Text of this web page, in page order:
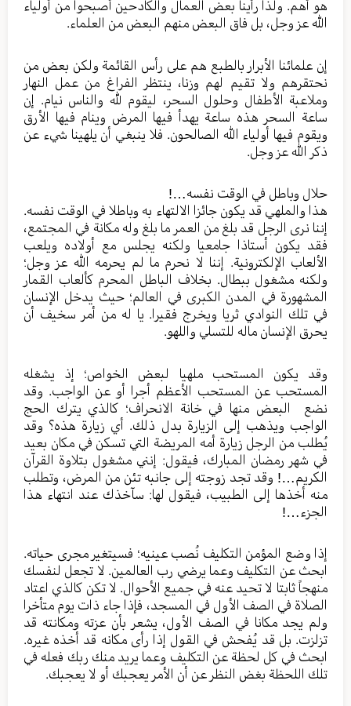
هو أهم. ولذا رأينا بعض العمال والكادحين أصبحوا من أولياء
الله عز وجل، بل فاق البعض منهم البعض من العلماء.
إن علمائنا الأبرار بالطبع هم على رأس القائمة ولكن بعض من
نحتقرهم ولا تقيم لهم وزنا، ينتظر الفراغ من عمل النهار
وملاعبة الأطفال وحلول السحر، ليقوم لله والناس نيام. إن
ساعة السحر هذه ساعة يهدأ فيها المرض وينام فيها الأرق
ويقوم فيها أولياء الله الصالحون. فلا ينبغي أن يلهينا شيء عن
ذكر الله عز وجل.
حلال وباطل في الوقت نفسه…!
هذا والملهي قد يكون جائزا الالتهاء به وباطلا في الوقت نفسه.
إننا نرى الرجل قد بلغ من العمر ما بلغ وله مكانة في المجتمع،
فقد يكون أستاذا جامعيا ولكنه يجلس مع أولاده ويلعب
الألعاب الإلكترونية. إننا لا نحرم ما لم يحرمه الله عز وجل؛
ولكنه مشغول ببطال. بخلاف الباطل المحرم كألعاب القمار
المشهورة في المدن الكبرى في العالم؛ حيث يدخل الإنسان
في تلك النوادي ثريا ويخرج فقيرا. يا له من أمر سخيف أن
يحرق الإنسان ماله للتسلي واللهو.
وقد يكون المستحب ملهيا لبعض الخواص؛ إذ يشغله
المستحب عن المستحب الأعظم أجرا أو عن الواجب. وقد
نضع البعض منها في خانة الانحراف؛ كالذي يترك الحج
الواجب ويذهب إلى الزيارة بدل ذلك. أي زيارة هذه؟ وقد
يُطلب من الرجل زيارة أمه المريضة التي تسكن في مكان بعيد
في شهر رمضان المبارك، فيقول: إنني مشغول بتلاوة القرآن
الكريم…! وقد تجد زوجته إلى جانبه تئن من المرض، وتطلب
منه أخذها إلى الطبيب، فيقول لها: سآخذك عند انتهاء هذا
الجزء…!
إذا وضع المؤمن التكليف نُصب عينيه؛ فسيتغير مجرى حياته.
ابحث عن التكليف وعما يرضي رب العالمين. لا تجعل لنفسك
منهجاً ثابتا لا تحيد عنه في جميع الأحوال. لا تكن كالذي اعتاد
الصلاة في الصف الأول في المسجد، فإذا جاء ذات يوم متأخرا
ولم يجد مكانا في الصف الأول، يشعر بأن عزته ومكانته قد
تزلزت. بل قد يُفحش في القول إذا رأى مكانه قد أخذه غيره.
ابحث في كل لحظة عن التكليف وعما يريد منك ربك فعله في
تلك اللحظة بغض النظر عن أن الأمر يعجبك أو لا يعجبك.